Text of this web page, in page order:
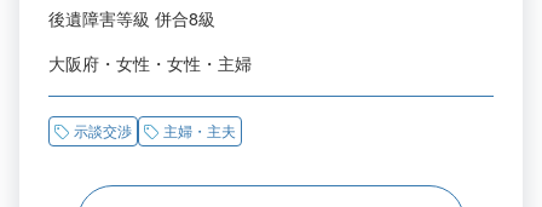
後遺障害等級 併合8級
大阪府
女性 女性 主婦
示談交渉 主婦・主夫